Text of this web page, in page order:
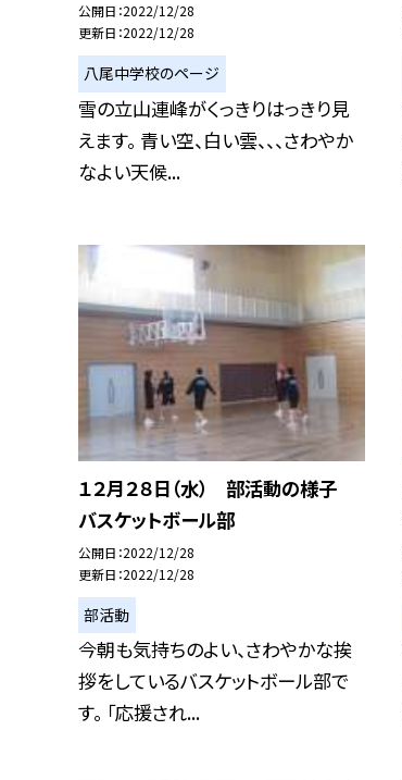
公開日 2022/12/28
更新日 2022/12/28
八尾中学校のページ
雪の立山連峰がくっきりはっきり見
えます。 青い空、白い雲、、、さわやか
なよい天候...
１２月２８日（水） 部活動の様子
バスケットボール部
公開日 2022/12/28
更新日 2022/12/28
部活動
今朝も気持ちのよい、さわやかな挨
拶をしているバスケットボール部で
す。 「応援され...